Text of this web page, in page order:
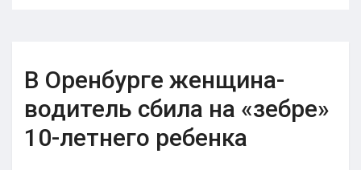
В Оренбурге женщина-
водитель сбила на «зебре»
10-летнего ребенка